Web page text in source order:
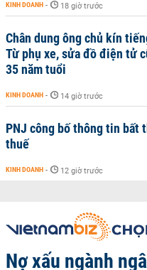
KINH DOANH - 18 giờ trước
Chân dung ông chủ kín
Từ phụ xe, sửa đồ điện tử
35 năm tuổi
KINH DOANH - 14 giờ trước
PNJ công bố thông tin bất
thuế
KINH DOANH - 12 giờ trước
Nợ xấu ngành